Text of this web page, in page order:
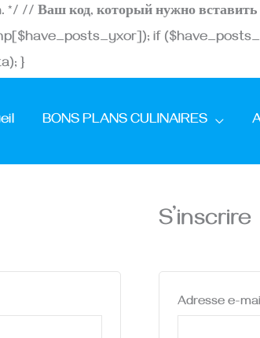
// Ваш код, который нужно
if
}
Aller
au
BONS PLANS CULINAIRES
S’inscrire
Adresse e-